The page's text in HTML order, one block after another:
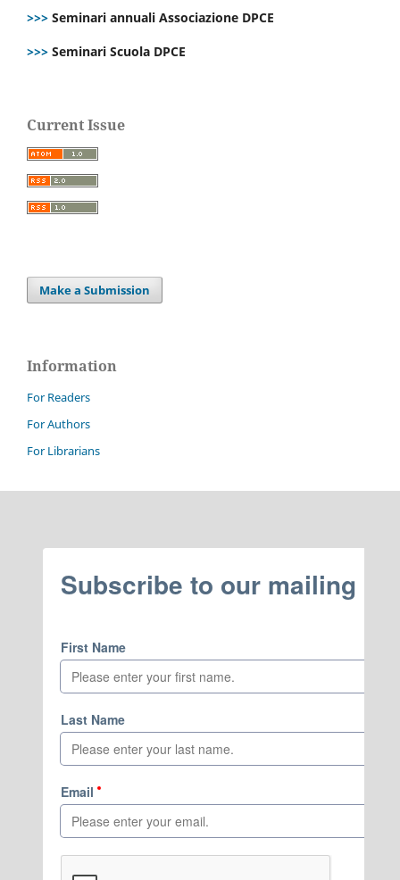
>>> Seminari annuali Associazione DPCE
>>> Seminari Scuola DPCE
Current Issue
Make a Submission
Information
For Readers
For Authors
For Librarians